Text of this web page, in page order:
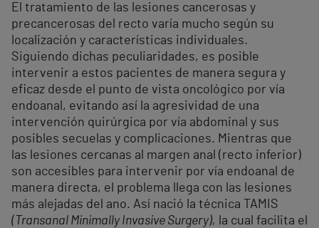
El tratamiento de las lesiones cancerosas y
precancerosas del recto varía mucho según su
localización y características individuales.
Siguiendo dichas peculiaridades, es posible
intervenir a estos pacientes de manera segura y
eficaz desde el punto de vista oncológico por vía
endoanal, evitando así la agresividad de una
intervención quirúrgica por vía abdominal y sus
posibles secuelas y complicaciones. Mientras que
las lesiones cercanas al margen anal (recto inferior)
son accesibles para intervenir por vía endoanal de
manera directa, el problema llega con las lesiones
más alejadas del ano. Así nació la técnica TAMIS
(Transanal Minimally Invasive Surgery),
la cual facilita el